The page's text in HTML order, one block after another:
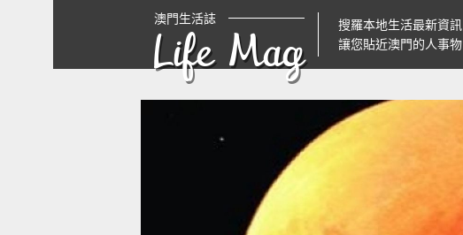
澳門生活誌
Life Mag
搜羅本地生活最新資訊
讓您貼近澳門的人事物